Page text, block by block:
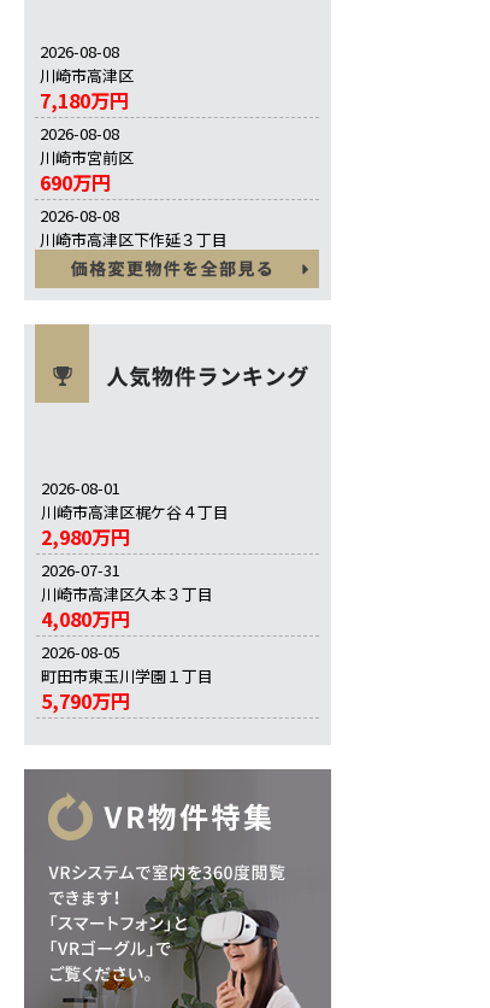
2026-08-08
川崎市高津区
7,180万円
2026-08-08
川崎市宮前区
690万円
2026-08-08
川崎市高津区下作延３丁目
630万円
2026-08-01
川崎市高津区梶ケ谷４丁目
2,980万円
2026-07-31
川崎市高津区久本３丁目
4,080万円
2026-08-05
町田市東玉川学園１丁目
5,790万円